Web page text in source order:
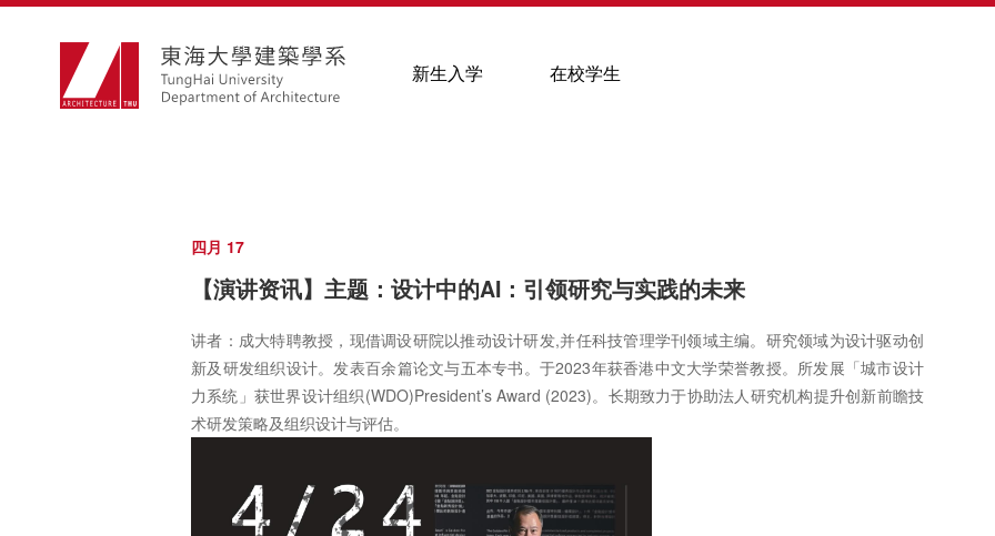
新生入学 在校学生
四月 17
【演讲资讯】主题：设计中的AI：引领研究与实践的未来
讲者：成大特聘教授，现借调设研院以推动设计研发,并任科技管理学刊领域主编。研究领域为设计驱动创
新及研发组织设计。发表百余篇论文与五本专书。于2023年获香港中文大学荣誉教授。所发展「城市设计
力系统」获世界设计组织(WDO)President’s Award (2023)。长期致力于协助法人研究机构提升创新前瞻技
术研发策略及组织设计与评估。